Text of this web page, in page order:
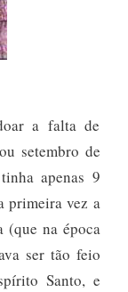
a falta de
setembro de
apenas 9
primeira vez a
(que na época
ser tão feio
Santo, e